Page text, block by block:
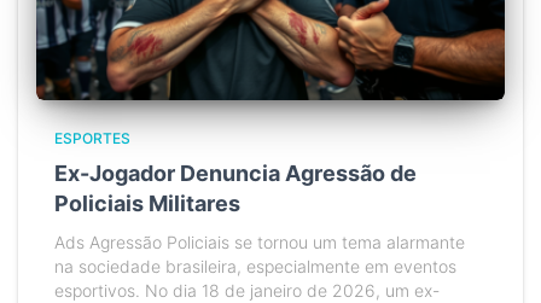
ESPORTES
Ex-Jogador Denuncia Agressão de
Policiais Militares
Ads Agressão Policiais se tornou um tema alarmante
na sociedade brasileira, especialmente em eventos
esportivos. No dia 18 de janeiro de 2026, um ex-